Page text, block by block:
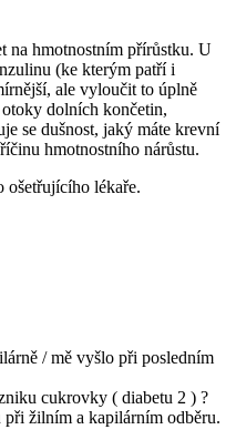
na hmotnostním přírůstku. U
(ke kterým patří i
ale vyloučit to úplně
dolních končetin,
se dušnost, jaký máte krevní
hmotnostního nárůstu.
ošetřujícího lékaře.
/ mě vyšlo při posledním
cukrovky ( diabetu 2 ) ?
žilním a kapilárním odběru.